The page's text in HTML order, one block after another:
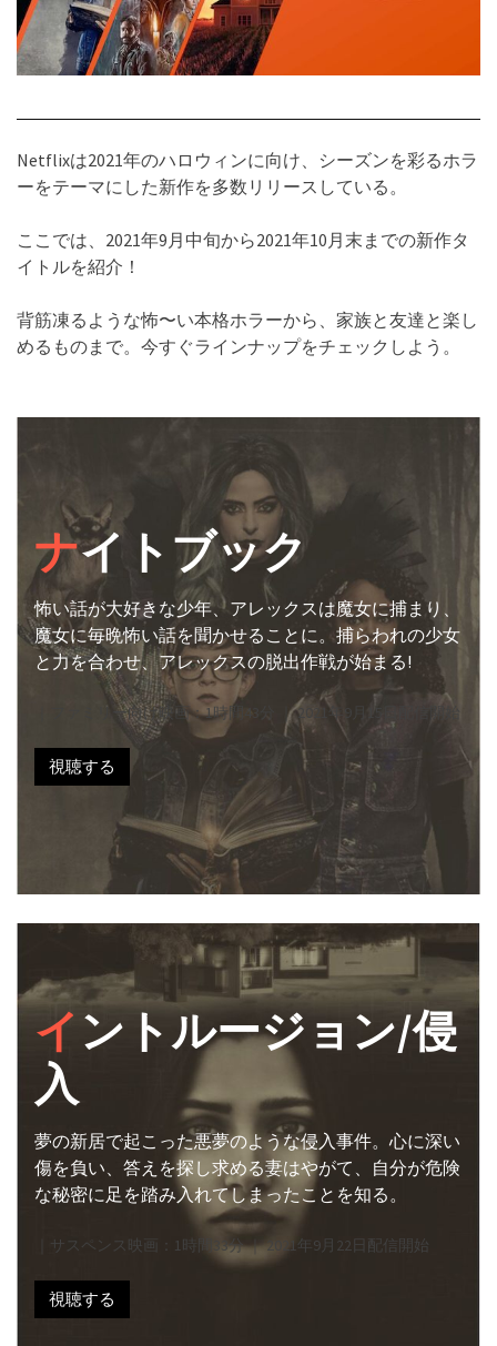
Netflixは2021年のハロウィンに向け、シーズンを彩るホラ
ーをテーマにした新作を多数リリースしている。
ここでは、 2021年9月中旬から2021年10月末までの新作タ
イトルを紹介！
背筋凍るような怖〜い本格ホラーから、家族と友達と楽し
めるものまで。今すぐラインナップをチェックしよう。
ナイトブック
怖い話が大好きな少年、アレックスは魔女に捕まり、
魔女に毎晩怖い話を聞かせることに。捕らわれの少女
と力を合わせ、アレックスの脱出作戦が始まる!
｜ファミリー向け映画：1時間43分 ｜ 2021年9月15日配信開始
視聴する
イ ントルージョン/侵
入
夢の新居で起こった悪夢のような侵入事件。心に深い
傷を負い、答えを探し求める妻はやがて、自分が危険
な秘密に足を踏み入れてしまったことを知る。
｜サスペンス映画：1時間33分 ｜ 2021年9月22日配信開始
視聴する